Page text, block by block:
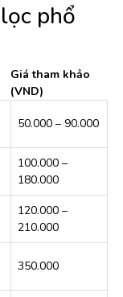
phổ
Giá tham khảo
(VND)
50.000 – 90.000
100.000 –
180.000
120.000 –
210.000
350.000